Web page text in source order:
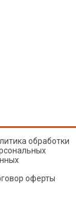
обработки
оферты